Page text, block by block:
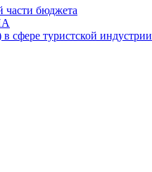
части бюджета
сфере туристской индустрии